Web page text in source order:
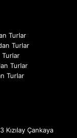
Turlar
Turlar
Turlar
Turlar
Turlar
Çankaya